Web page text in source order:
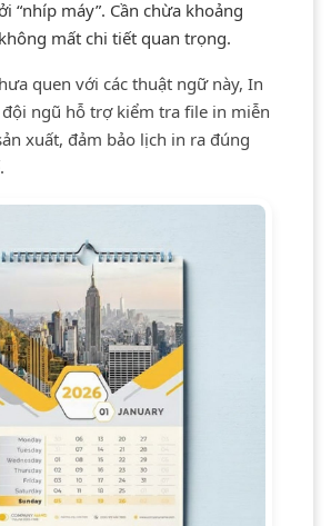
“nhíp máy”. Cần chừa khoảng
mất chi tiết quan trọng.
quen với các thuật ngữ này, In
ngũ hỗ trợ kiểm tra file in miễn
xuất, đảm bảo lịch in ra đúng